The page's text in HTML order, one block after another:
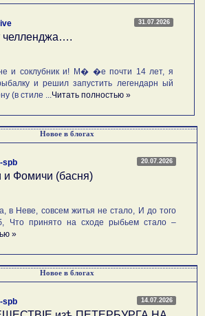
31.07.2026
челленджа….
и соклубник и! М� �е почти 14 лет, я
и решил запустить легендарн ый
(в стиле ... Читать полностью »
Новое в блогах
20.07.2026
spb
Фомичи (басня)
в Неве, совсем житья не стало, И до того
Что принято на сходе рыбьем стало –
»
Новое в блогах
14.07.2026
spb